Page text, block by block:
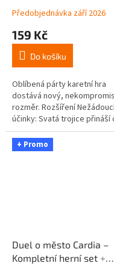
Předobjednávka září 2026
159 Kč
Do košíku
Oblíbená párty karetní hra
dostává nový,
rozměr. Rozšíření
účinky: Svatá trojice přináší
hry tři speciální karty s
extrémně mocnými efekty....
+ Promo
Duel o město Cardia –
Kompletní herní set +